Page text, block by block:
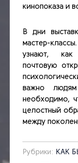
кинопоказа и
В дни
мастер-
узнают, как
почтовую
важно
необходимо,
целостный
между
Рубрики: КАК